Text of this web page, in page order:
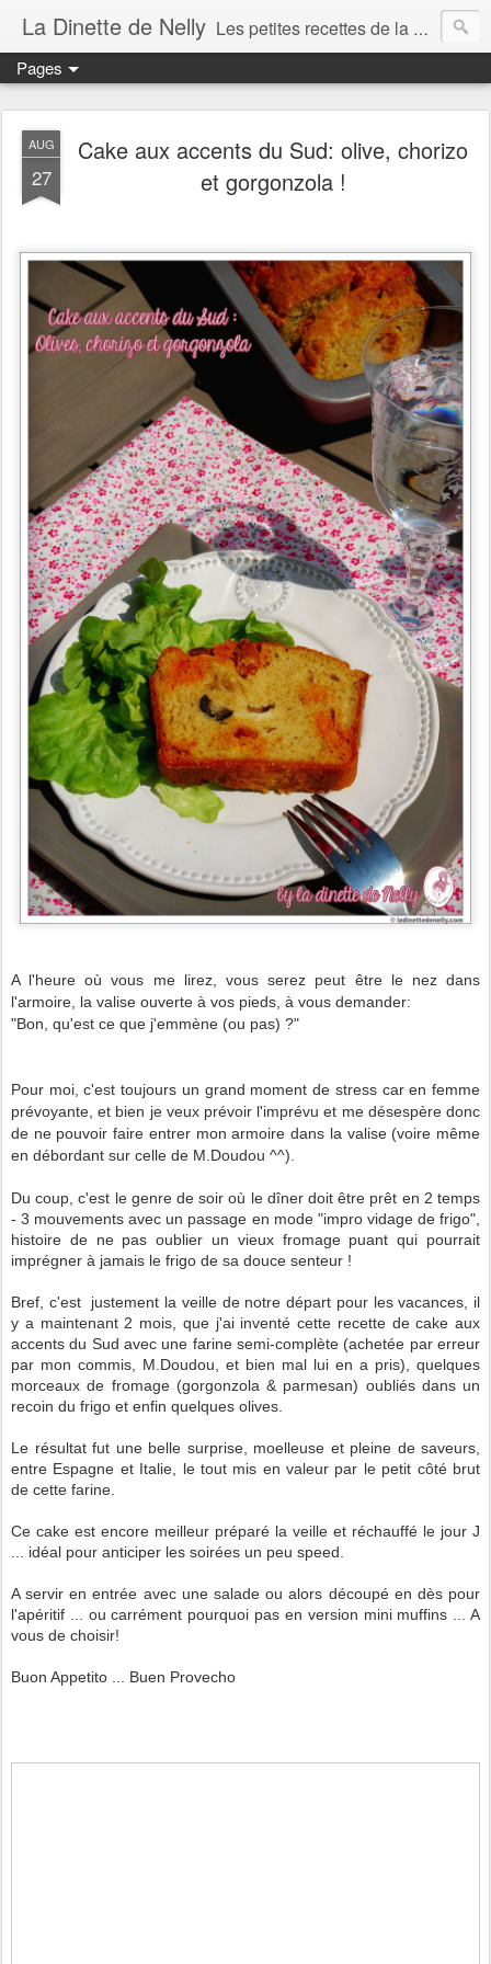
La Dinette de Nelly Les petites recettes de la dinette de Nelly. Des recettes simples, généreuses et gourmandes pour tous les jours c'est tout ça la dinette !
Pages
AUG
27
Cake aux accents du Sud: olive, chorizo
et gorgonzola !
A l'heure où vous me lirez, vous serez peut être le nez dans
l'armoire, la valise ouverte à vos pieds, à vous demander:
"Bon, qu'est ce que j'emmène (ou pas) ?"
Pour moi, c'est toujours un grand moment de stress car en femme
prévoyante, et bien je veux prévoir l'imprévu et me désespère donc
de ne pouvoir faire entrer mon armoire dans la valise (voire même
en débordant sur celle de M.Doudou ^^).
Du coup, c'est le genre de soir où le dîner doit être prêt en 2 temps
- 3 mouvements avec un passage en mode "impro vidage de frigo",
histoire de ne pas oublier un vieux fromage puant qui pourrait
imprégner à jamais le frigo de sa douce senteur !
Bref, c'est justement la veille de notre départ pour les vacances, il
y a maintenant 2 mois, que j'ai inventé cette recette de cake aux
accents du Sud avec une farine semi-complète (achetée par erreur
par mon commis, M.Doudou, et bien mal lui en a pris), quelques
morceaux de fromage (gorgonzola & parmesan) oubliés dans un
recoin du frigo et enfin quelques olives.
Le résultat fut une belle surprise, moelleuse et pleine de saveurs,
entre Espagne et Italie, le tout mis en valeur par le petit côté brut
de cette farine.
Ce cake est encore meilleur préparé la veille et réchauffé le jour J
... idéal pour anticiper les soirées un peu speed.
A servir en entrée avec une salade ou alors découpé en dès pour
l'apéritif ... ou carrément pourquoi pas en version mini muffins ... A
vous de choisir!
Buon Appetito ... Buen Provecho